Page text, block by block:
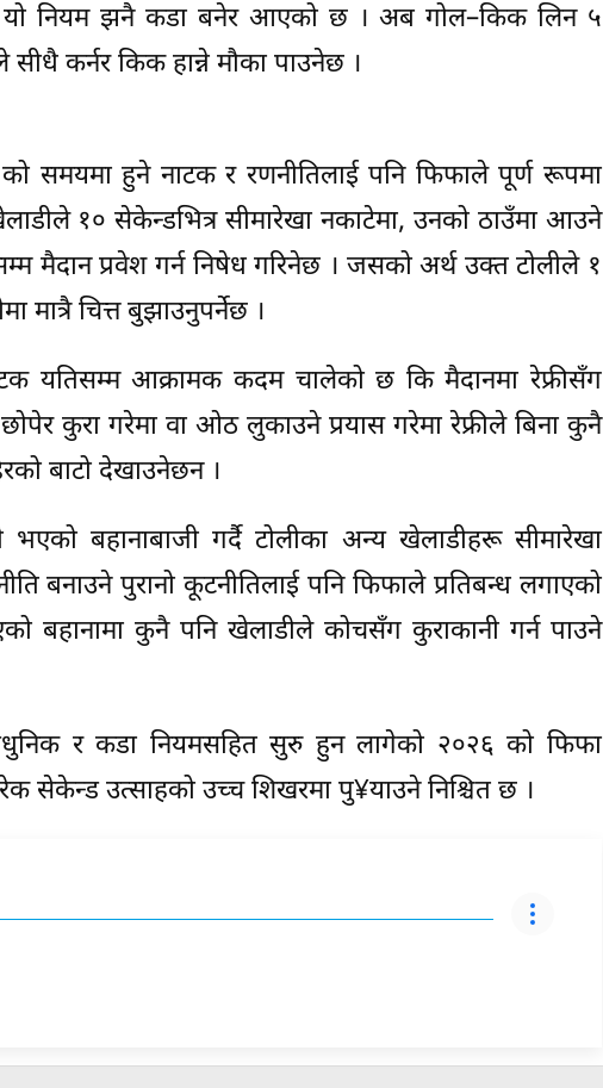
यो नियम झनै कडा बनेर आएको छ । अब गोल–किक लिन ५
सीधै कर्नर किक हान्ने मौका पाउनेछ ।
को समयमा हुने नाटक र रणनीतिलाई पनि फिफाले पूर्ण रूपमा
१० सेकेन्डभित्र सीमारेखा नकाटेमा, उनको ठाउँमा आउने
मैदान प्रवेश गर्न निषेध गरिनेछ । जसको अर्थ उक्त टोलीले १
मात्रै चित्त बुझाउनुपर्नेछ ।
यतिसम्म आक्रामक कदम चालेको छ कि मैदानमा रेफ्रीसँग
कुरा गरेमा वा ओठ लुकाउने प्रयास गरेमा रेफ्रीले बिना कुनै
बाटो देखाउनेछन ।
बहानाबाजी गर्दै टोलीका अन्य खेलाडीहरू सीमारेखा
बनाउने पुरानो कूटनीतिलाई पनि फिफाले प्रतिबन्ध लगाएको
कुनै पनि खेलाडीले कोचसँग कुराकानी गर्न पाउने
र कडा नियमसहित सुरु हुन लागेको २०२६ को फिफा
सेकेन्ड उत्साहको उच्च शिखरमा पु¥याउने निश्चित छ ।